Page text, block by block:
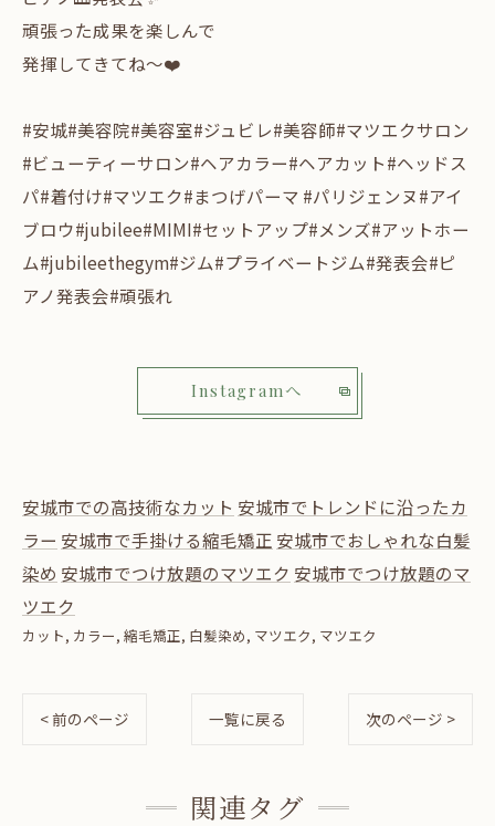
頑張った成果を楽しんで
発揮してきてね〜❤️
#安城#美容院#美容室#ジュビレ#美容師#マツエクサロン
#ビューティーサロン#ヘアカラー#ヘアカット#ヘッドス
パ#着付け#マツエク#まつげパーマ #パリジェンヌ#アイ
ブロウ#jubilee#MIMI#セットアップ#メンズ#アットホー
ム#jubileethegym#ジム#プライベートジム#発表会#ピ
アノ発表会#頑張れ
Instagramへ
安城市での高技術なカット 安城市でトレンドに沿ったカ
ラー 安城市で手掛ける縮毛矯正 安城市でおしゃれな白髪
染め 安城市でつけ放題のマツエク 安城市でつけ放題のマ
ツエク
カット カラー 縮毛矯正 白髪染め マツエク マツエク
< 前のページ 一覧に戻る 次のページ >
関連タグ